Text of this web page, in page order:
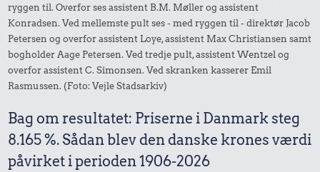
ryggen til. Overfor ses assistent B.M. Møller og assistent
Konradsen. Ved mellemste pult ses - med ryggen til - direktør Jacob
Petersen og overfor assistent Loye, assistent Max Christiansen samt
bogholder Aage Petersen. Ved tredje pult, assistent Wentzel og
overfor assistent C. Simonsen. Ved skranken kasserer Emil
Rasmussen. (Foto: Vejle Stadsarkiv)
Bag om resultatet: Priserne i Danmark steg
8.165 %. Sådan blev den danske krones værdi
påvirket i perioden 1906-2026